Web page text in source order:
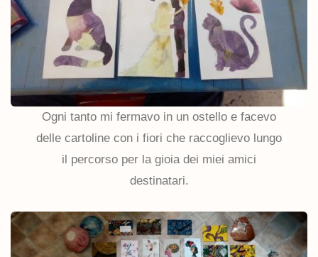
Ogni tanto mi fermavo in un ostello e facevo
delle cartoline con i fiori che raccoglievo lungo
il percorso per la gioia dei miei amici
destinatari.